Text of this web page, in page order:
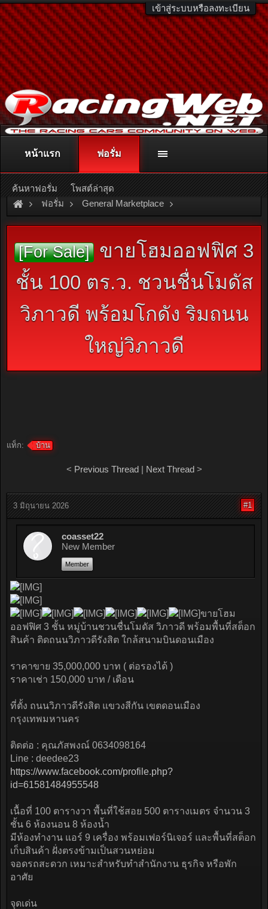
เข้าสู่ระบบหรือลงทะเบียน
ติดต่อลงโฆษณา racingweb@gmail.comหรือโทร. 081-811-1138
หรืออ่านรายละเอียดเพิ่มเติม คลิกที่นี่
ฟอรั่ม General Marketplace
สินค้าทั่วไป ไม่มีหมวดหมู่
[For Sale] ขายโฮมออฟฟิศ 3
ชั้น 100 ตร.ว. ชวนชื่นโมดัส
วิภาวดี พร้อมโกดัง ริมถนน
ใหญ่วิภาวดี
แท็ก: บ้าน
< Previous Thread| Next Thread>
3 มิถุนายน 2026 #1
coasset22
New Member
Member
ขายโฮม
ออฟฟิศ 3 ชั้น หมู่บ้านชวนชื่นโมดัส วิภาวดี พร้อมพื้นที่สต็อก
สินค้า ติดถนนวิภาวดีรังสิต ใกล้สนามบินดอนเมือง
ราคาขาย 35,000,000 บาท ( ต่อรองได้ )
ราคาเช่า 150,000 บาท / เดือน
ที่ตั้ง ถนนวิภาวดีรังสิต แขวงสีกัน เขตดอนเมือง
กรุงเทพมหานคร
ติดต่อ : คุณภัสพงณ์ 0634098164
Line : deedee23
https://www.facebook.com/profile.php?
id=61581484955548
เนื้อที่ 100 ตารางวา พื้นที่ใช้สอย 500 ตารางเมตร จำนวน 3
ชั้น 6 ห้องนอน 8 ห้องน้ำ
มีห้องทำงาน แอร์ 9 เครื่อง พร้อมเฟอร์นิเจอร์ และพื้นที่สต็อก
เก็บสินค้า ฝั่งตรงข้ามเป็นสวนหย่อม
จอดรถสะดวก เหมาะสำหรับทำสำนักงาน ธุรกิจ หรือพัก
อาศัย
จุดเด่น
หน้าแรก ฟอรั่ม
ค้นหาฟอรั่ม โพสต์ล่าสุด